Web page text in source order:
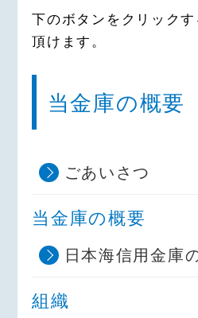
下のボタンをクリック
頂けます。
当金庫の概要
ごあいさつ
当金庫の概要
日本海信用金庫
組織